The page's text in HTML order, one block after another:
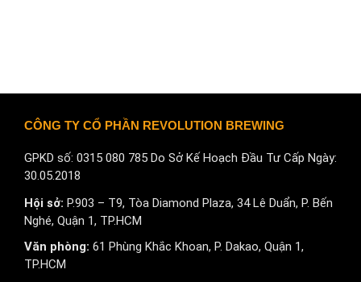
CÔNG TY CỔ PHẦN REVOLUTION BREWING
GPKD số: 0315 080 785 Do Sở Kế Hoạch Đầu Tư Cấp Ngày:
30.05.2018
Hội sở: P.903 – T9, Tòa Diamond Plaza, 34 Lê Duẩn, P. Bến
Nghé, Quận 1, TP.HCM
Văn phòng: 61 Phùng Khắc Khoan, P. Dakao, Quận 1,
TP.HCM